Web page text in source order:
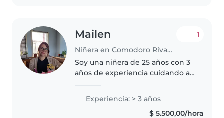
Mailen
Niñera en Comodoro Rivadavia
1
Soy una niñera de 25 años con 3
años de experiencia cuidando a
bebés hasta escolares. Soy una
persona responsable, paciente y
empática, con habilidades..
Experiencia: > 3 años
$ 5.500,00/hora